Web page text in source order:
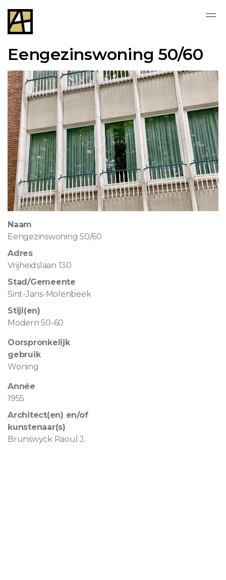
Eengezinswoning 50/60
Naam
Eengezinswoning 50/60
Adres
Vrijheidslaan 130
Stad/Gemeente
Sint-Jans-Molenbeek
Stijl(en)
Modern 50-60
Oorspronkelijk
gebruik
Woning
Année
1955
Architect(en) en/of
kunstenaar(s)
Brunswyck Raoul J.